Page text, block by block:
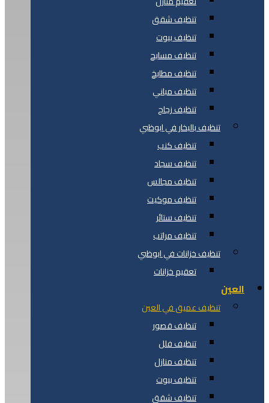
تنظيف شقق
تنظيف بيوت
تنظيف مسابح
تنظيف مطابخ
تنظيف مباني
تنظيف زجاج
تنظيف بالبخار في ابوظبي
تنظيف كنب
تنظيف سجاد
تنظيف مجالس
تنظيف موكيت
تنظيف ستائر
تنظيف مراتب
تنظيف خزانات في ابوظبي
تعقيم خزانات
العين
تنظيف عميق في العين
تنظيف قصور
تنظيف فلل
تنظيف منازل
تنظيف بيوت
تنظيف شقق